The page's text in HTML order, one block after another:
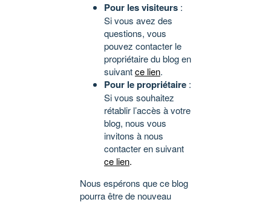
Pour les visiteurs :
Si vous avez des
questions, vous
pouvez contacter le
propriétaire du blog en
suivantce lien.
Pour le propriétaire :
Si vous souhaitez
rétablir l’accès à votre
blog, nous vous
invitons à nous
contacter en suivant
ce lien.
Nous espérons que ce blog
pourra être de nouveau